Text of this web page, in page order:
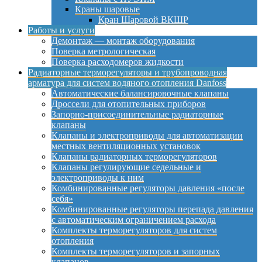
Краны шаровые
Кран Шаровой ВКШР
Работы и услуги
Демонтаж — монтаж оборудования
Поверка метрологическая
Поверка расходомеров жидкости
Радиаторные терморегуляторы и трубопроводная
арматура для систем водяного отопления Danfoss
Автоматические балансировочные клапаны
Дроссели для отопительных приборов
Запорно-присоединительные радиаторные
клапаны
Клапаны и электроприводы для автоматизации
местных вентиляционных установок
Клапаны радиаторных терморегуляторов
Клапаны регулирующие седельные и
электроприводы к ним
Комбинированные регуляторы давления «после
себя»
Комбинированные регуляторы перепада давления
с автоматическим ограничением расхода
Комплекты терморегуляторов для систем
отопления
Комплекты терморегуляторов и запорных